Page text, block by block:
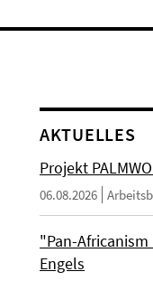
AKTUELLES
Projekt
06.08.2026
"Pan-
Engels